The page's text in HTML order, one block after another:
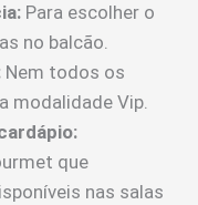
Para escolher o
no balcão.
Nem todos os
modalidade Vip.
que
nas salas